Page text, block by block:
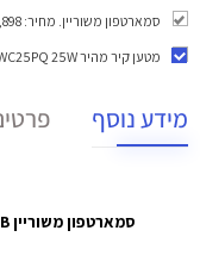
סמארטפון משוריין. מחיר: 4,898 ₪.
מטען קיר מהיר MWC25PQ 25W
מידע נוסף